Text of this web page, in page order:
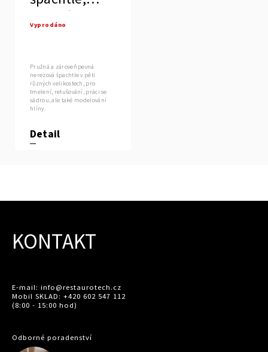
pružná
Vyprodáno
Detail
Pružná a zároveň pevná
nerezová špachtle v pěti
různých velikostech, pro
tmelení, retušování, práci se
sádrou, ale také modelování
hlíny.
KONTAKT
E-mail: info@restaurotech.cz
Mobil SKLAD: +420 602 547 112
(8:00 - 15:00 hod)
Odborné poradenství